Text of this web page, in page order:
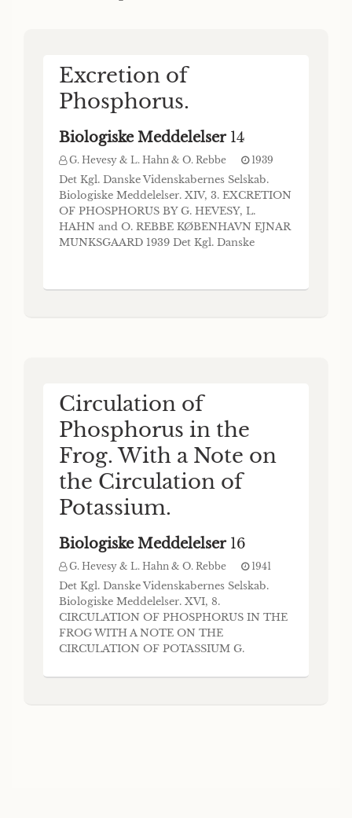
Excretion of
Phosphorus.
Biologiske Meddelelser 14
G. Hevesy & L. Hahn & O. Rebbe 1939
Det Kgl. Danske Videnskabernes Selskab.
Biologiske Meddelelser. XIV, 3. EXCRETION
OF PHOSPHORUS BY G. HEVESY, L.
HAHN and O. REBBE KØBENHAVN EJNAR
MUNKSGAARD 1939 Det Kgl. Danske
Videnskabernes Selskabs Virksomhed,
Circulation of
Phosphorus in the
Frog. With a Note on
the Circulation of
Potassium.
Biologiske Meddelelser 16
G. Hevesy & L. Hahn & O. Rebbe 1941
Det Kgl. Danske Videnskabernes Selskab.
Biologiske Meddelelser. XVI, 8.
CIRCULATION OF PHOSPHORUS IN THE
FROG WITH A NOTE ON THE
CIRCULATION OF POTASSIUM G.
KØBENHAVN I KOMMISSION HOS EJNAR